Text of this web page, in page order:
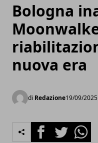
Bologna
nuova era
di Redazione19/09/2025
FacebookTwitter